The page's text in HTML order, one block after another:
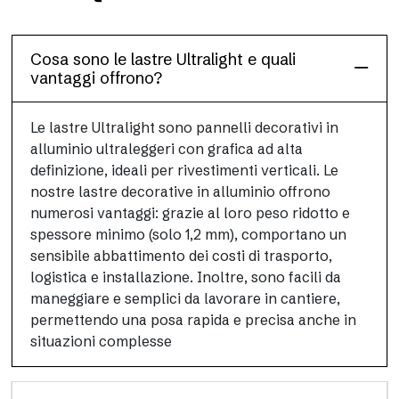
Questa finitura per pavimenti, resistente e leggera (PEI 4; R10),
Cosa sono le lastre Ultralight e quali
vantaggi offrono?
Le lastre Ultralight sono pannelli decorativi in
alluminio ultraleggeri con grafica ad alta
definizione, ideali per rivestimenti verticali. Le
nostre lastre decorative in alluminio offrono
numerosi vantaggi: grazie al loro peso ridotto e
spessore minimo (solo 1,2 mm), comportano un
sensibile abbattimento dei costi di trasporto,
logistica e installazione. Inoltre, sono facili da
maneggiare e semplici da lavorare in cantiere,
permettendo una posa rapida e precisa anche in
situazioni complesse